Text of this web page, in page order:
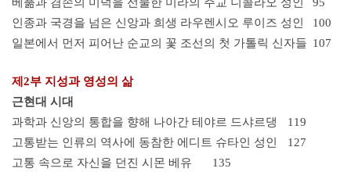
인종과 국경을 넘은 신앙과 희생 라우렌시오 루이즈 성인
100
일본에서 먼저 피어난 순교의 꽃 조선의 첫 가톨릭 신자들 107
제2부 지성과 영성의 삶
근현대 시대
과학과 신앙의 통합을 향해 나아간 테야르 드샤르댕
119
고통받는 인류의 역사에 동참한 에디트 슈타인 성인
127
고통 속으로 자신을 던진 시몬 베유
135